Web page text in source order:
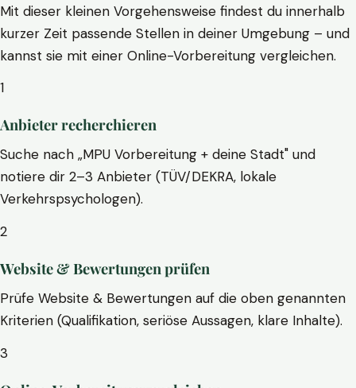
Mit dieser kleinen Vorgehensweise findest du innerhalb
kurzer Zeit passende Stellen in deiner Umgebung – und
kannst sie mit einer Online-Vorbereitung vergleichen.
1
Anbieter recherchieren
Suche nach „MPU Vorbereitung + deine Stadt" und
notiere dir 2–3 Anbieter (TÜV/DEKRA, lokale
Verkehrspsychologen).
2
Website & Bewertungen prüfen
Prüfe Website & Bewertungen auf die oben genannten
Kriterien (Qualifikation, seriöse Aussagen, klare Inhalte).
3